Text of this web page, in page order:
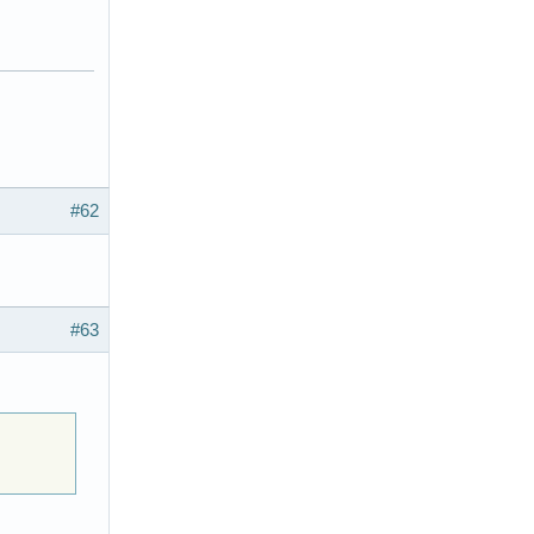
#62
#63